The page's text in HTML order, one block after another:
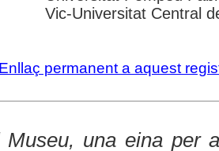
Vic-Universitat Central
Enllaç permanent a aquest
Museu, una eina per